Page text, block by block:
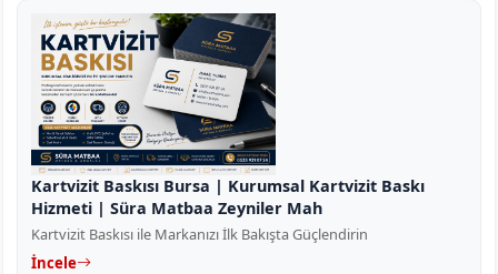
Kartvizit Baskısı Bursa | Kurumsal Kartvizit Baskı
Hizmeti | Süra Matbaa Zeyniler Mah
Kartvizit Baskısı ile Markanızı İlk Bakışta Güçlendirin
İncele